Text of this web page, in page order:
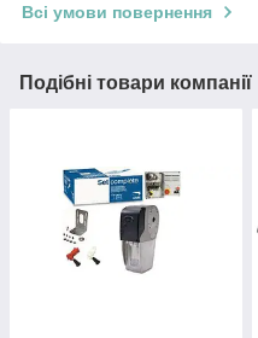
Всі умови повернення
Подібні товари компанії